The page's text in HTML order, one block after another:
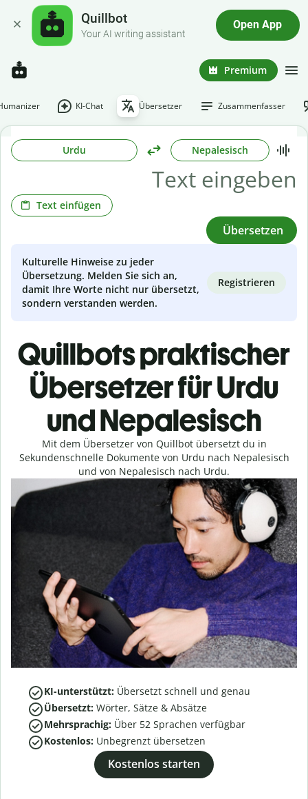
Quillbot
Your AI writing assistant
Open App
Premium
KI-Chat Übersetzer Zusammenfasser
Urdu Nepalesisch
Text einfügen
Übersetzen
Kulturelle Hinweise zu jeder
Übersetzung. Melden Sie sich an,
damit Ihre Worte nicht nur übersetzt,
sondern verstanden werden.
Registrieren
Quillbots praktischer
Übersetzer für Urdu
und Nepalesisch
Mit dem Übersetzer von Quillbot übersetzt du in
Sekundenschnelle Dokumente von Urdu nach Nepalesisch
und von Nepalesisch nach Urdu.
KI-unterstützt: Übersetzt schnell und genau
Übersetzt: Wörter, Sätze & Absätze
Mehrsprachig: Über 52 Sprachen verfügbar
Kostenlos: Unbegrenzt übersetzen
Kostenlos starten